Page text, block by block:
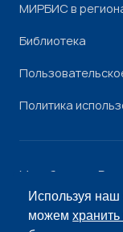
Используя наш
можем
МИРБИС в
Библиотека
Политика
Минобрнауки
Роскомнадзор
© «МИРБИС», 2026